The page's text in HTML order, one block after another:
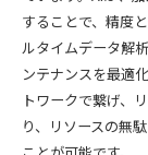
することで、精度
ルタイムデータ解
ンテナンスを最適
トワークで繋げ、
り、リソースの無